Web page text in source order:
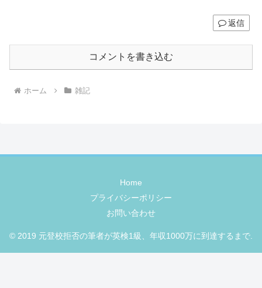
返信
コメントを書き込む
ホーム 雑記
Home
プライバシーポリシー
お問い合わせ
© 2019 元登校拒否の筆者が英検1級、年収1000万に到達するまで.